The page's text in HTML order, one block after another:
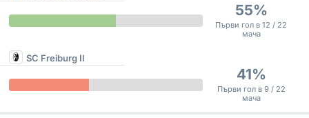
55%
Първи гол в 12 / 22
мача
SC Freiburg II
41%
Първи гол в 9 / 22
мача